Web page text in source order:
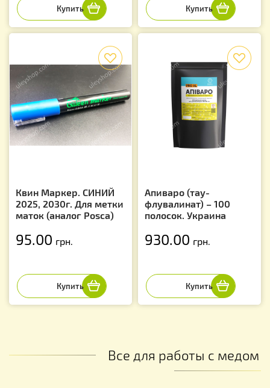
Квин Маркер. СИНИЙ
2025, 2030г. Для метки
маток (аналог Posca)
95.00 грн.
Апиваро (тау-
флувалинат) – 100
полосок. Украина
930.00 грн.
Все для работы с медом